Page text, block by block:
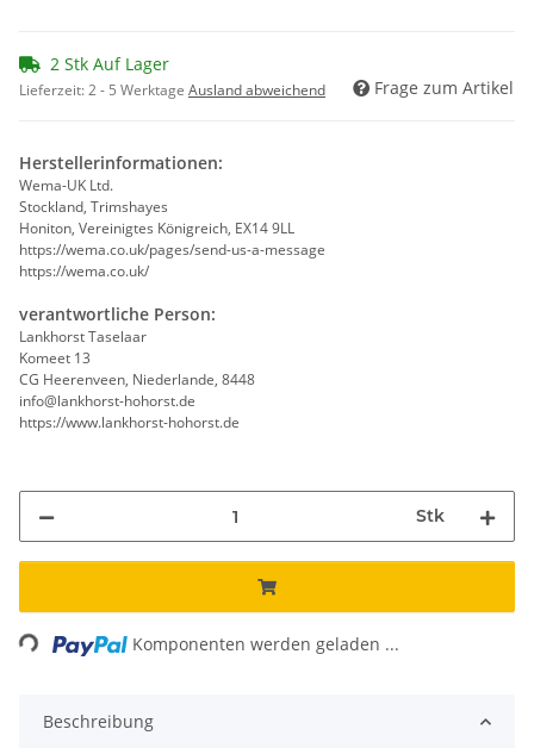
2 Stk Auf Lager
Lieferzeit:2 - 5 Werktage Ausland abweichend Frage zum Artikel
Herstellerinformationen:
Wema-UK Ltd.
Stockland, Trimshayes
Honiton, Vereinigtes Königreich, EX14 9LL
https://wema.co.uk/pages/send-us-a-message
https://wema.co.uk/
verantwortliche Person:
Lankhorst Taselaar
Komeet 13
CG Heerenveen, Niederlande, 8448
info@lankhorst-hohorst.de
https://www.lankhorst-hohorst.de
Stk
Komponenten werden geladen ...
Beschreibung